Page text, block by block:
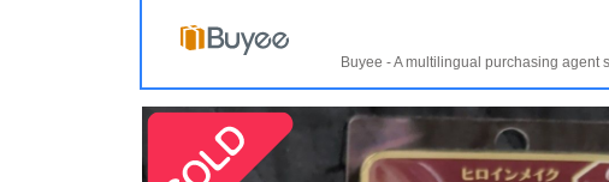
Buyee - A multilingual purchasing agent